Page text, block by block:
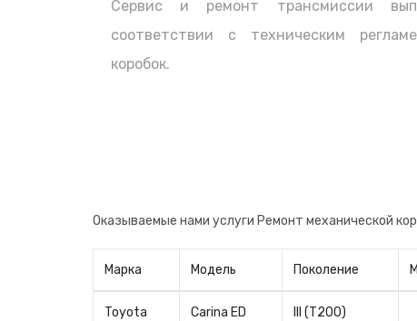
Сервис и ремонт трансмиссии
соответствии с техническим
коробок.
Оказываемые нами услуги Ремонт механической
Марка Модель Поколение
Toyota Carina ED III (T200)